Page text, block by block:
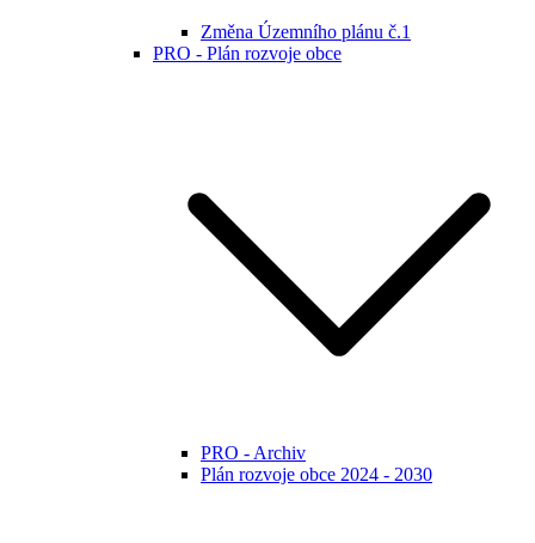
Změna Územního plánu č.1
PRO - Plán rozvoje obce
PRO - Archiv
Plán rozvoje obce 2024 - 2030